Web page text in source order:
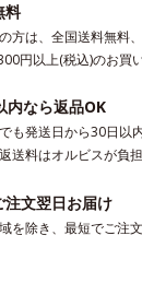
ール、
合＝保
覧くだ
こちら
は、こち
料
方は、全国送料無料
円以上(税込)のお買
内なら返品OK
も発送日から30日以
送料はオルビスが負
注文翌日お届け
を除き、最短でご注